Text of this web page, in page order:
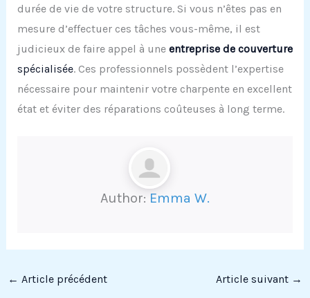
durée de vie de votre structure. Si vous n’êtes pas en
mesure d’effectuer ces tâches vous-même, il est
judicieux de faire appel à une entreprise de couverture
spécialisée. Ces professionnels possèdent l’expertise
nécessaire pour maintenir votre charpente en excellent
état et éviter des réparations coûteuses à long terme.
Author: Emma W.
← Article précédent Article suivant →